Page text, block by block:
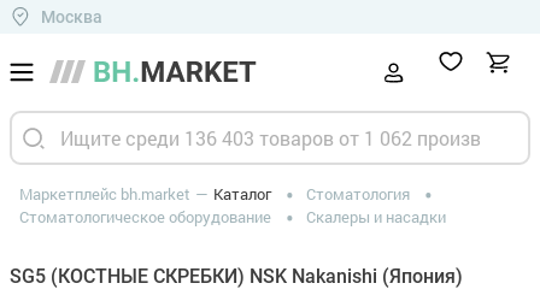
Москва
Маркетплейс bh.market Каталог
Стоматология
Стоматологическое оборудование
Скалеры и насадки
SG5 (КОСТНЫЕ СКРЕБКИ) NSK Nakanishi (Япония)